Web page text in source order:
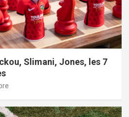
Slimani, Jones, les 7